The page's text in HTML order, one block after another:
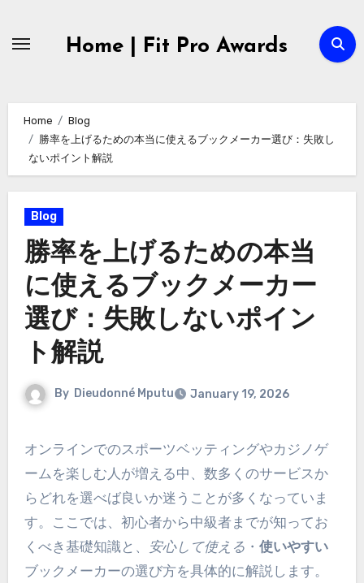
Home | Fit Pro Awards
Home
Blog
勝率を上げるための本当に使えるブックメーカー選び：失敗し
ないポイント解説
Blog
勝率を上げるための本当
に使えるブックメーカー
選び：失敗しないポイン
ト解説
By Dieudonné Mputu January 19, 2026
オンラインでのスポーツベッティングやカジノゲ
ームを楽しむ人が増える中、数多くのサービスか
らどれを選べば良いか迷うことが多くなっていま
す。ここでは、初心者から中級者までが知ってお
くべき基礎知識と、
安心して使える ・ 使いやすい
ブックメーカーの選び方を具体的に解説します。